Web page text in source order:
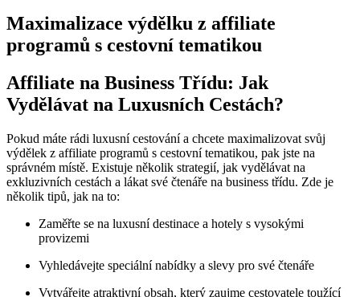
Maximalizace výdělku z affiliate
programů s cestovní tematikou
Affiliate na Business Třídu: Jak
Vydělávat na Luxusních Cestách?
Pokud máte rádi luxusní cestování a chcete maximalizovat svůj
výdělek z affiliate programů s cestovní tematikou, pak jste na
správném místě. Existuje několik strategií, jak vydělávat na
exkluzivních cestách a lákat své čtenáře na business třídu. Zde je
několik tipů, jak na to:
Zaměřte se na luxusní destinace a hotely s vysokými
provizemi
Vyhledávejte speciální nabídky a slevy pro své čtenáře
Vytvářejte atraktivní obsah, který zaujme cestovatele toužící